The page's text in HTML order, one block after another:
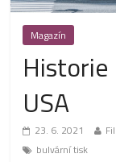
Magazín
Historie
USA
23. 6. 2021
bulvární tisk